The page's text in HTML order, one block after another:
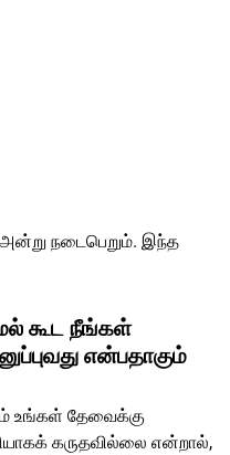
அன்று நடைபெறும். இந்த
கூட நீங்கள்
என்பதாகும்
உங்கள் தேவைக்கு
கருதவில்லை என்றால்,